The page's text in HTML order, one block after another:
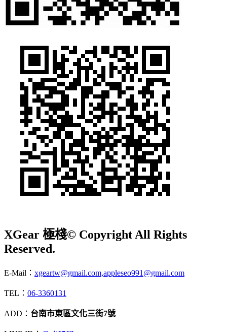
XGear 極棧© Copyright All Rights
Reserved.
E-Mail： xgeartw@gmail.com,appleseo991@gmail.com
TEL： 06-3360131
ADD： 台南市東區文化三街7號